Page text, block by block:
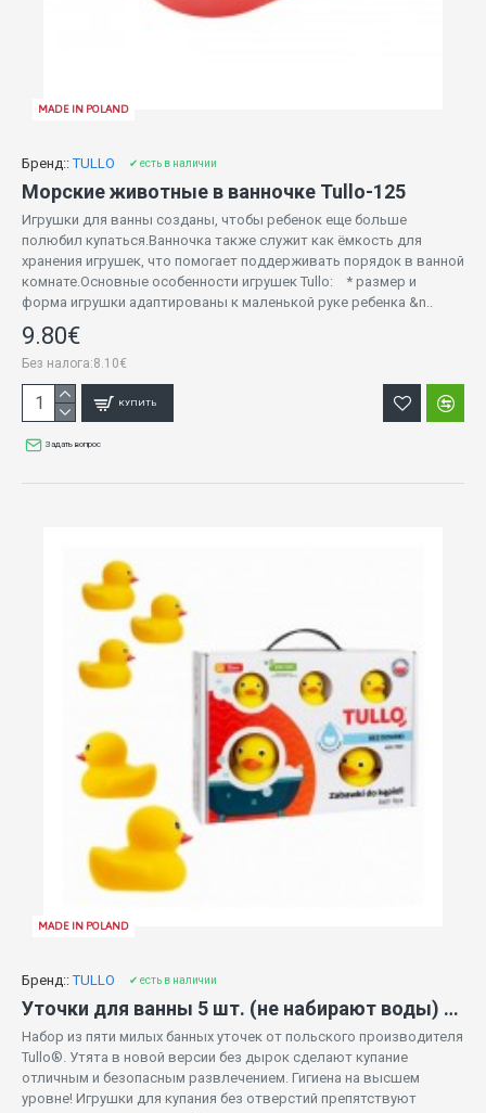
MADE IN POLAND
Бренд:: TULLO ✔ есть в наличии
Морские животные в ванночке Tullo-125
Игрушки для ванны созданы, чтобы ребенок еще больше
полюбил купаться.Ванночка также служит как ёмкость для
хранения игрушек, что помогает поддерживать порядок в ванной
комнате.Основные особенности игрушек Tullo: * размер и
форма игрушки адаптированы к маленькой руке ребенка &n..
9.80€
Без налога:8.10€
КУПИТЬ
Задать вопрос
MADE IN POLAND
Бренд:: TULLO ✔ есть в наличии
Уточки для ванны 5 шт. (не набирают воды) Tullo-518
Набор из пяти милых банных уточек от польского производителя
Tullo®. Утята в новой версии без дырок сделают купание
отличным и безопасным развлечением. Гигиена на высшем
уровне! Игрушки для купания без отверстий препятствуют